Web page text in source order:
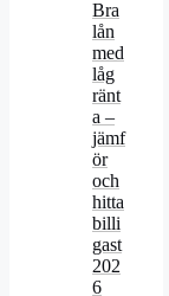
Bra
lån
med
låg
ränt
a –
jämf
ör
och
hitta
billi
gast
202
6